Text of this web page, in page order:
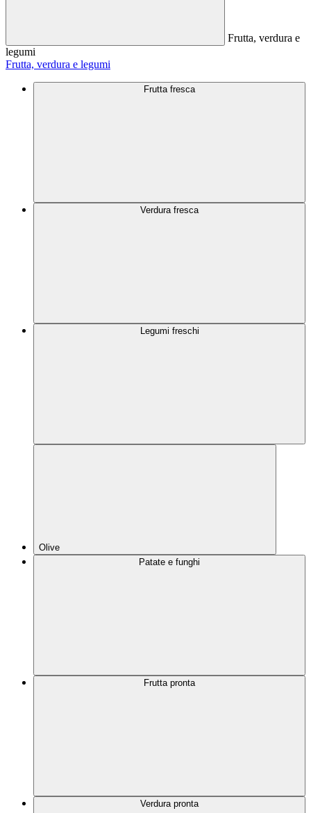
Frutta, verdura e
legumi
Frutta, verdura e legumi
Frutta fresca
Verdura fresca
Legumi freschi
Olive
Patate e funghi
Frutta pronta
Verdura pronta